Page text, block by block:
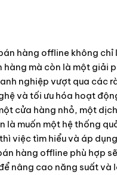
hàng offline không chỉ
hàng mà còn là một giải
nghiệp vượt qua các
và tối ưu hóa hoạt
cửa hàng nhỏ, một
là muốn một hệ thống
việc tìm hiểu và áp
hàng offline phù hợp
nâng cao năng suất và